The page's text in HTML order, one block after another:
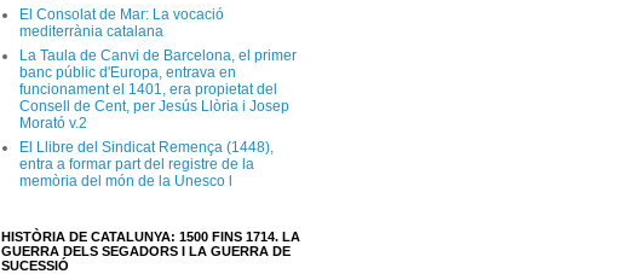
El Consolat de Mar: La vocació
mediterrània catalana
La Taula de Canvi de Barcelona, el primer
banc públic d'Europa, entrava en
funcionament el 1401, era propietat del
Consell de Cent, per Jesús Llòria i Josep
Morató v.2
El Llibre del Sindicat Remença (1448),
entra a formar part del registre de la
memòria del món de la Unesco l
HISTÒRIA DE CATALUNYA: 1500 FINS 1714. LA
GUERRA DELS SEGADORS I LA GUERRA DE
SUCESSIÓ